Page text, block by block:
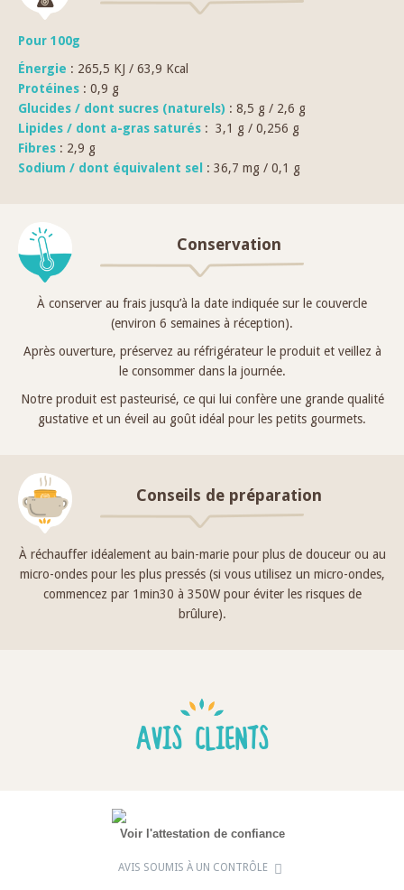
Pour 100g
Énergie : 265,5 KJ / 63,9 Kcal
Protéines : 0,9 g
Glucides / dont sucres (naturels) : 8,5 g / 2,6 g
Lipides / dont a-gras saturés : 3,1 g / 0,256 g
Fibres : 2,9 g
Sodium / dont équivalent sel
: 36,7 mg / 0,1 g
Conservation
À conserver au frais jusqu’à la date indiquée sur le couvercle
(environ 6 semaines à réception).
Après ouverture, préservez au réfrigérateur le produit et veillez à
le consommer dans la journée.
Notre produit est pasteurisé, ce qui lui confère une grande qualité
gustative et un éveil au goût idéal pour les petits gourmets.
Conseils de préparation
À réchauffer idéalement au bain-marie pour plus de douceur ou au
micro-ondes pour les plus pressés (si vous utilisez un micro-ondes,
commencez par 1min30 à 350W pour éviter les risques de
brûlure).
AVIS CLIENTS
Voir l'attestation de confiance
AVIS SOUMIS À UN CONTRÔLE